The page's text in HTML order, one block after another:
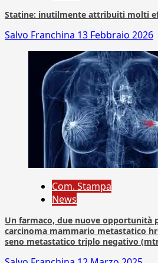
Statine: inutilmente attribuiti molti
Salvo Franchina 13 Febbraio 2026
Com. Stampa
News
Un farmaco, due nuove opportunità
carcinoma mammario metastatico
seno metastatico triplo negativo